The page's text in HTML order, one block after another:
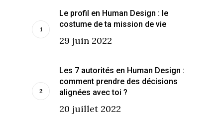
Le profil en Human Design : le
costume de ta mission de vie
29 juin 2022
Les 7 autorités en Human Design :
comment prendre des décisions
alignées avec toi ?
20 juillet 2022